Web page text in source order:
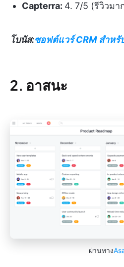
Capterra: 4. 7/5 (รีวิวมา
โบนัส:ซอฟต์แวร์ CRM สำหรั
2. อาสนะ
ผ่านทาง